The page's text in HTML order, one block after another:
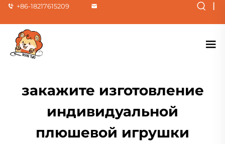
+86-18217615209 |
закажите изготовление
индивидуальной
плюшевой игрушки